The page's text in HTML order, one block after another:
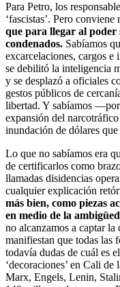
Para Petro, los
‘fascistas’. Pero
que para llegar al poder
condenados. Sabíamos
excarcelaciones, cargos e
se debilitó la inteligencia
y se desplazó a oficiales
gestos públicos de
libertad. Y sabíamos
expansión del
inundación de dólares
Lo que no sabíamos era
de certificarlos como
llamadas disidencias
cualquier explicación
más bien, como piezas
en medio de la
no alcanzamos a captar
manifiestan que todas las
todavía dudas de cuál es
‘decoraciones’ en Cali
Marx, Engels, Lenin,